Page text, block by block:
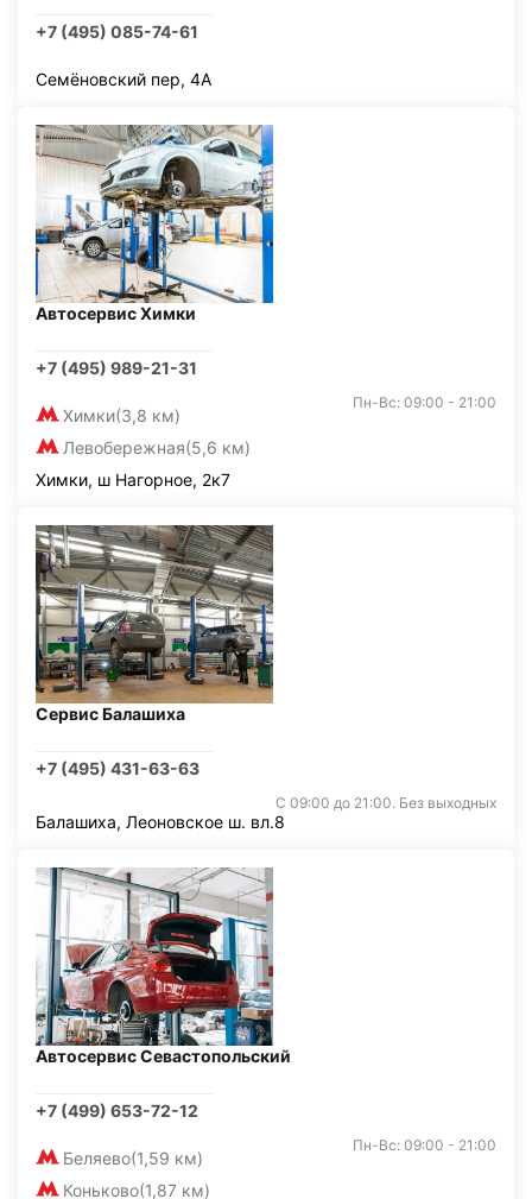
+7 (495) 085-74-61
Семёновский пер, 4А
Автосервис Химки
+7 (495) 989-21-31
Химки(3,8 км)
Левобережная(5,6 км)
Пн-Вс: 09:00 - 21:00
Химки, ш Нагорное, 2к7
Сервис Балашиха
+7 (495) 431-63-63
С 09:00 до 21:00. Без выходных
Балашиха, Леоновское ш. вл.8
Автосервис Севастопольский
+7 (499) 653-72-12
Беляево(1,59 км)
Коньково(1,87 км)
Пн-Вс: 09:00 - 21:00